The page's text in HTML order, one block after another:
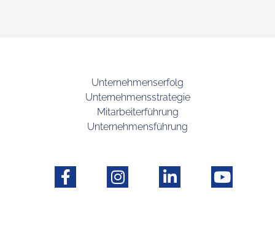
Unternehmenserfolg
Unternehmensstrategie
Mitarbeiterführung
Unternehmensführung